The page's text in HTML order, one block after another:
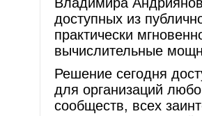
доступных из
практически
вычислительные
Решение сегодня
для организаций
сообществ, всех